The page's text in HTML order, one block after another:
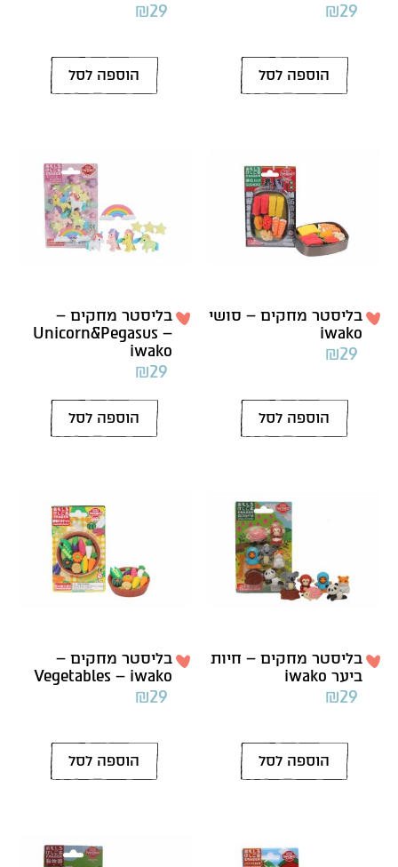
₪29
הוספה לסל
₪29
הוספה לסל
בליסטר מחקים – סושי
iwako
₪29
הוספה לסל
בליסטר מחקים –
Unicorn&Pegasus –
iwako
₪29
הוספה לסל
בליסטר מחקים – חיות
ביער iwako
₪29
הוספה לסל
בליסטר מחקים –
Vegetables – iwako
₪29
הוספה לסל